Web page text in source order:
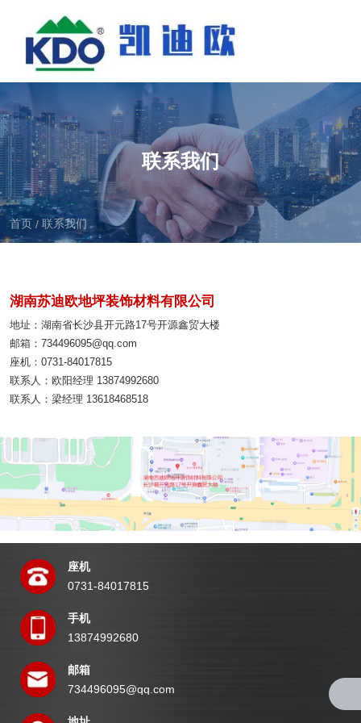
联系我们
首页 / 联系我们
湖南苏迪欧地坪装饰材料有限公司
地址：湖南省长沙县开元路17号开源鑫贸大楼
邮箱：734496095@qq.com
座机：0731-84017815
联系人：欧阳经理 13874992680
联系人：梁经理 13618468518
座机
0731-84017815
手机
13874992680
邮箱
734496095@qq.com